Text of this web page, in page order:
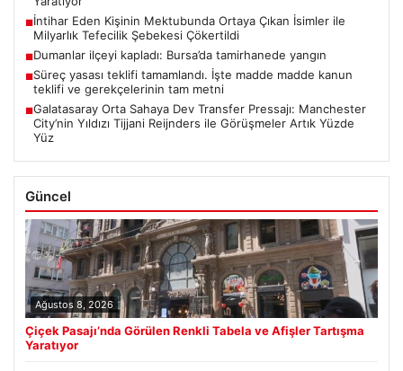
■İntihar Eden Kişinin Mektubunda Ortaya Çıkan İsimler ile
Milyarlık Tefecilik Şebekesi Çökertildi
■Dumanlar ilçeyi kapladı: Bursa’da tamirhanede yangın
■Süreç yasası teklifi tamamlandı. İşte madde madde kanun
teklifi ve gerekçelerinin tam metni
■Galatasaray Orta Sahaya Dev Transfer Pressajı: Manchester
City’nin Yıldızı Tijjani Reijnders ile Görüşmeler Artık Yüzde
Yüz
Güncel
Ağustos 8, 2026
Çiçek Pasajı’nda Görülen Renkli Tabela ve Afişler Tartışma
Yaratıyor